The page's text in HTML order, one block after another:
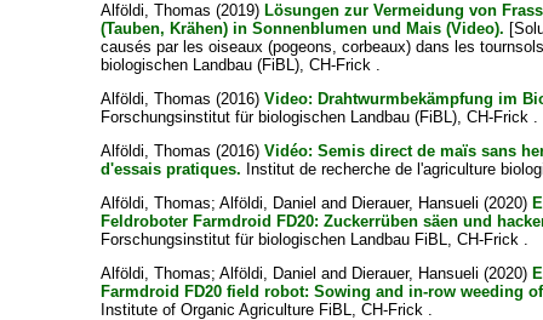
Alföldi, Thomas (2019) Lösungen zur Vermeidung von
(Tauben, Krähen) in Sonnenblumen und Mais (Video).
causés par les oiseaux (pogeons, corbeaux) dans les
biologischen Landbau (FiBL), CH-Frick .
Alföldi, Thomas (2016)Video: Drahtwurmbekämpfung im
Forschungsinstitut für biologischen Landbau (FiBL), CH-Frick .
Alföldi, Thomas (2016)Vidéo: Semis direct de maïs sans
d'essais pratiques. Institut de recherche de l'agriculture
Alföldi, Thomas;Alföldi, Daniel and Dierauer, Hansueli (2020)
Feldroboter Farmdroid FD20: Zuckerrüben säen und
Forschungsinstitut für biologischen Landbau FiBL, CH-Frick .
Alföldi, Thomas;Alföldi, Daniel and Dierauer, Hansueli (2020)
Farmdroid FD20 field robot: Sowing and in-row weeding
Institute of Organic Agriculture FiBL, CH-Frick .